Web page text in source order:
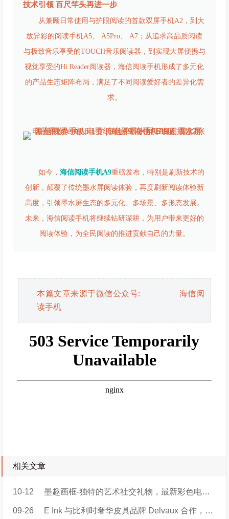
技术引领 百尺竿头再进一步
从兼顾日常使用与护眼阅读的首款双屏手机A2，到大
放异彩的阅读手机A5、 A5Pro、 A7；从追求高品质阅读
与极致音乐享受的TOUCH音乐阅读器，到实现大屏便携与
视觉享受的Hi Reader阅读器，海信阅读手机形成了多元化
的产品生态矩阵布局，满足了不同阅读爱好者的差异化需
求。
如今，海信阅读手机A9重磅发布，特别是刷新技术的
创新，颠覆了传统墨水屏阅读体验，再度刷新阅读体验新
高度，引领墨水屏生态的多元化、多场景、多形态发展。
未来，海信阅读手机将继续钻研深耕，为用户带来更好的
阅读体验，为全民阅读的推进贡献自己的力量。
本篇文章来源于微信公众号: 海信阅
读手机
相关文章
10-12 墨趣画框-独特的艺术社交礼物，最新彩色电子纸智能画框
09-26 E Ink 与比利时奢华皮具品牌 Delvaux 合作，推出巴黎时装周限量手袋